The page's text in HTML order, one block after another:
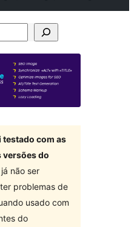
testado com as
versões do
não ser
problemas de
usado com
do